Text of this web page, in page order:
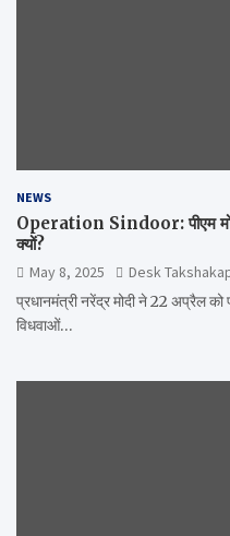
NEWS
Operation Sindoor: पीएम
क्यों?
May 8, 2025
Desk
प्रधानमंत्री नरेंद्र मोदी ने 22 अप्रैल
विधवाओं…